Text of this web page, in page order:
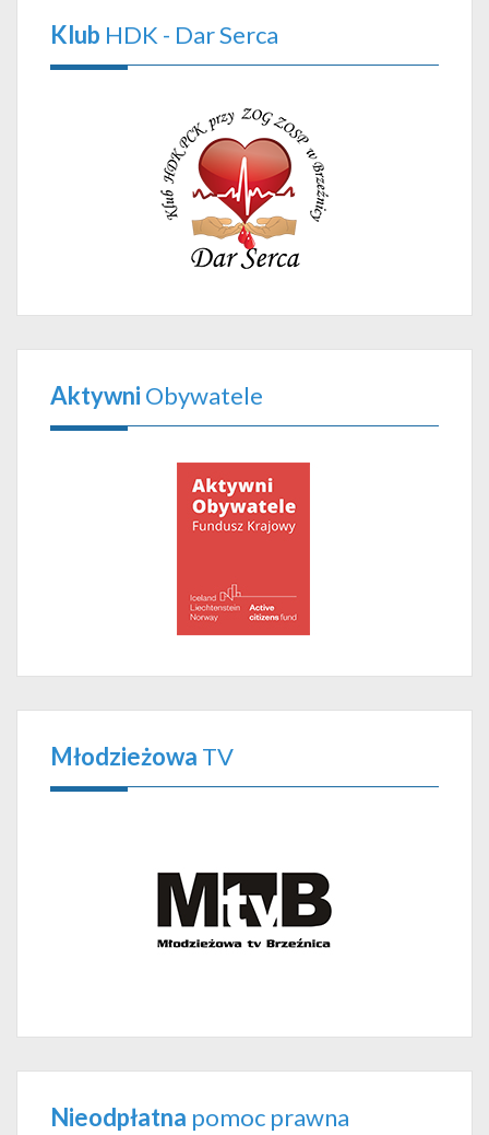
Klub HDK - Dar Serca
Aktywni Obywatele
Młodzieżowa TV
Nieodpłatna pomoc prawna